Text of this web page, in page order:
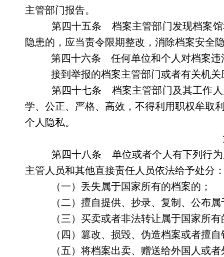
主管部门报告。
第四十五条 档案主管部门发现档案馆
隐患的，应当责令限期整改，消除档案安全
第四十六条 任何单位和个人对档案违
接到举报的档案主管部门或者有关机关
第四十七条 档案主管部门及其工作人
学、公正、严格、高效，不得利用职权牟取
个人隐私。
第四十八条 单位或者个人有下列行为
主管人员和其他直接责任人员依法给予处分
（一）丢失属于国家所有的档案的；
（二）擅自提供、抄录、复制、公布属
（三）买卖或者非法转让属于国家所有
（四）篡改、损毁、伪造档案或者擅自
（五）将档案出卖、赠送给外国人或者